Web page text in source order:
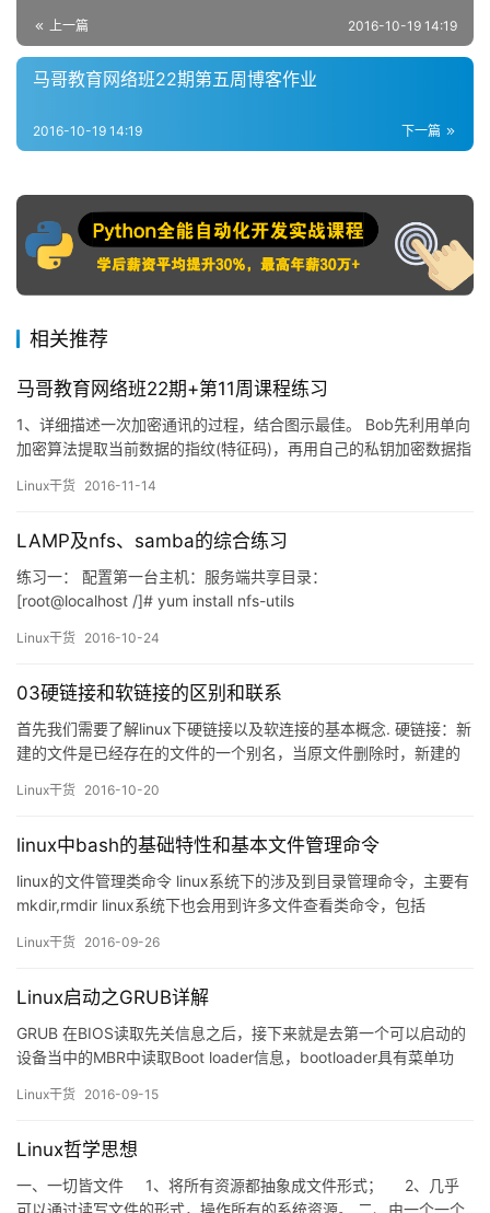
上一篇 2016-10-19 14:19
马哥教育网络班22期第五周博客作业
下一篇
2016-10-19 14:19
相关推荐
马哥教育网络班22期+第11周课程练习
1、详细描述一次加密通讯的过程，结合图示最佳。 Bob先利用单向
加密算法提取当前数据的指纹(特征码)，再用自己的私钥加密数据指
Alice的公钥加密对称加密密钥附加于尾部。 Alice收到数据后，先用
然后用Bob的公钥 解密得到数据指纹，并且验…
Linux干货 2016-11-14
LAMP及nfs、samba的综合练习
练习一： 配置第一台主机：服务端共享目录：
[root@localhost /]# yum install nfs-utils
[root@localhost /]# sy…
Linux干货 2016-10-24
03硬链接和软链接的区别和联系
首先我们需要了解linux下硬链接以及软连接的基本概念. 硬链接：新
建的文件是已经存在的文件的一个别名，当原文件删除时，新建的
的形式来表示另一个文件，和Windows的快捷方式十分相似，新建
链接和原来的文件没有什么区别，而且共享一…
Linux干货 2016-10-20
linux中bash的基础特性和基本文件管理命令
linux的文件管理类命令 linux系统下的涉及到目录管理命令，主要有
mkdir,rmdir linux系统下也会用到许多文件查看类命令，包括
要有cp,mv,rm 本节我们主要说明文件管理类命令的使用方法。 cp
Linux干货 2016-09-26
Linux启动之GRUB详解
GRUB 在BIOS读取先关信息之后，接下来就是去第一个可以启动的
设备当中的MBR中读取Boot loader信息，bootloader具有菜单功
的启动必须有bootloader，然后才能去加载内核 grub：
Linux干货 2016-09-15
Linux哲学思想
一、一切皆文件 1、将所有资源都抽象成文件形式； 2、几乎
可以通过读写文件的形式，操作所有的系统资源。 二、由一个一个